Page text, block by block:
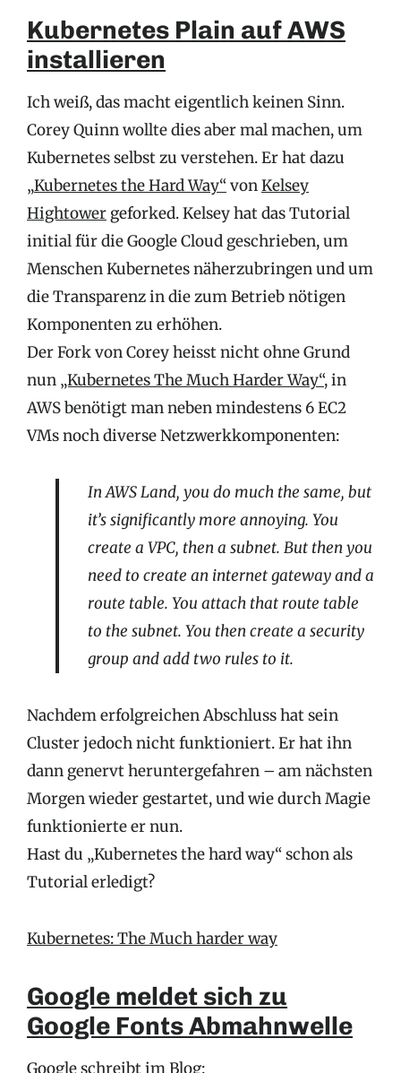
Kubernetes Plain auf AWS
installieren
Ich weiß, das macht eigentlich keinen Sinn.
Corey Quinn wollte dies aber mal machen, um
Kubernetes selbst zu verstehen. Er hat dazu
„Kubernetes the Hard Way“vonKelsey
Hightower geforked. Kelsey hat das Tutorial
initial für die Google Cloud geschrieben, um
Menschen Kubernetes näherzubringen und um
die Transparenz in die zum Betrieb nötigen
Komponenten zu erhöhen.
Der Fork von Corey heisst nicht ohne Grund
nun „Kubernetes The Much Harder Way“, in
AWS benötigt man neben mindestens 6 EC2
VMs noch diverse Netzwerkkomponenten:
In AWS Land, you do much the same, but
it’s significantly more annoying. You
create a VPC, then a subnet. But then you
need to create an internet gateway and a
route table. You attach that route table
to the subnet. You then create a security
group and add two rules to it.
Nachdem erfolgreichen Abschluss hat sein
Cluster jedoch nicht funktioniert. Er hat ihn
dann genervt heruntergefahren – am nächsten
Morgen wieder gestartet, und wie durch Magie
funktionierte er nun.
Hast du „Kubernetes the hard way“ schon als
Tutorial erledigt?
Kubernetes: The Much harder way
Google meldet sich zu
Google Fonts Abmahnwelle
Google schreibt im Blog: